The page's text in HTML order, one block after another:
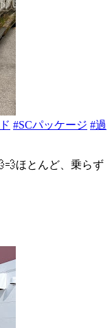
#SCパッケージ #過
ほとんど、乗らず